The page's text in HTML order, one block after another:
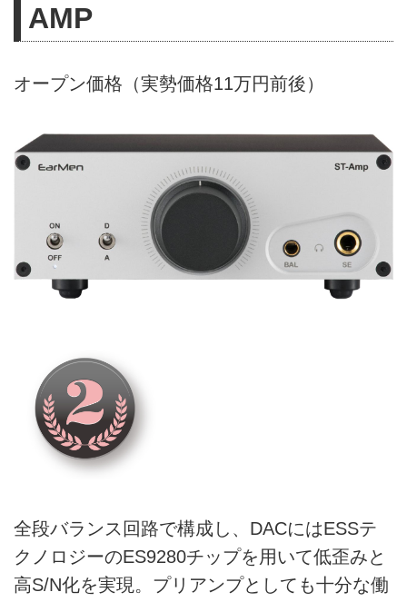
AMP
オープン価格（実勢価格11万円前後）
全段バランス回路で構成し、DACにはESSテ
クノロジーのES9280チップを用いて低歪みと
高S/N化を実現。プリアンプとしても十分な働